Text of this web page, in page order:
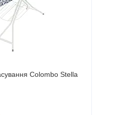
Colombo Stella